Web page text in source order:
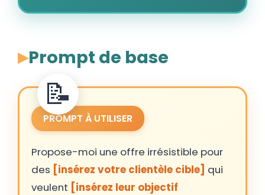
Prompt de base
PROMPT À UTILISER
Propose-moi une offre irrésistible pour
des [insérez votre clientèle cible] qui
veulent [insérez leur objectif